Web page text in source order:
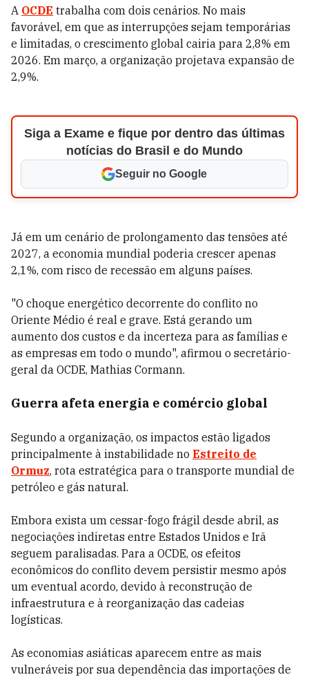
A OCDE trabalha com dois cenários. No mais
favorável, em que as interrupções sejam temporárias
e limitadas, o crescimento global cairia para 2,8% em
2026. Em março, a organização projetava expansão de
2,9%.
Siga a Exame e fique por dentro das últimas
notícias do Brasil e do Mundo
Seguir no Google
Já em um cenário de prolongamento das tensões até
2027, a economia mundial poderia crescer apenas
2,1%, com risco de recessão em alguns países.
"O choque energético decorrente do conflito no
Oriente Médio é real e grave. Está gerando um
aumento dos custos e da incerteza para as famílias e
as empresas em todo o mundo", afirmou o secretário-
geral da OCDE, Mathias Cormann.
Guerra afeta energia e comércio global
Segundo a organização, os impactos estão ligados
principalmente à instabilidade no Estreito de
Ormuz, rota estratégica para o transporte mundial de
petróleo e gás natural.
Embora exista um cessar-fogo frágil desde abril, as
negociações indiretas entre Estados Unidos e Irã
seguem paralisadas. Para a OCDE, os efeitos
econômicos do conflito devem persistir mesmo após
um eventual acordo, devido à reconstrução de
infraestrutura e à reorganização das cadeias
logísticas.
As economias asiáticas aparecem entre as mais
vulneráveis por sua dependência das importações de